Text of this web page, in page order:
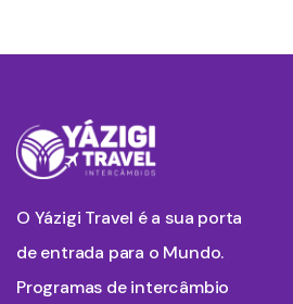
O Yázigi Travel é a sua porta
de entrada para o Mundo.
Programas de intercâmbio